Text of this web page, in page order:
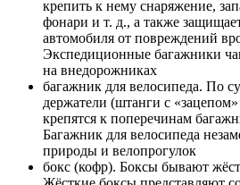
крепить к нему снаряжение,
фонари и т. д., а также
автомобиля от повреждений
Экспедиционные багажники
на внедорожниках
багажник для велосипеда. По
держатели (штанги с
крепятся к поперечинам
Багажник для велосипеда
природы и велопрогулок
бокс (кофр). Боксы бывают